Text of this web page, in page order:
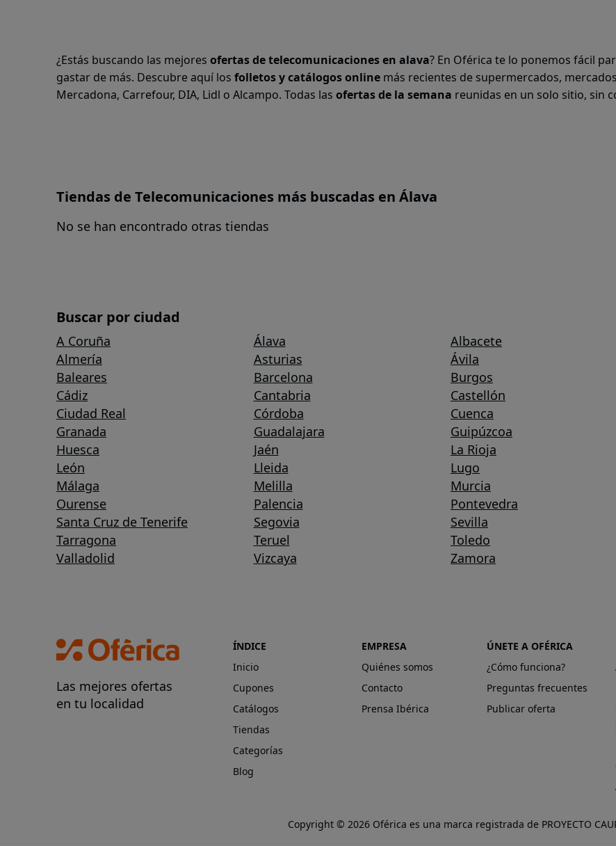
¿Estás buscando las mejores ofertas de telecomunicaciones en alava? En Oférica te lo ponemos fácil
gastar de más. Descubre aquí los folletos y catálogos online más recientes de supermercados,
Mercadona, Carrefour, DIA, Lidl o Alcampo. Todas las ofertas de la semana reunidas en un solo sitio, sin
Tiendas de Telecomunicaciones más buscadas en Álava
No se han encontrado otras tiendas
Buscar por ciudad
A Coruña Álava Albacete
Almería
Asturias Ávila
Baleares
Barcelona Burgos
Cádiz
Cantabria Castellón
Ciudad Real
Córdoba Cuenca
Granada
Guadalajara Guipúzcoa
Huesca
Jaén La Rioja
León
Lleida Lugo
Málaga
Melilla Murcia
Ourense
Palencia Pontevedra
Santa Cruz de Tenerife
Segovia Sevilla
Tarragona
Teruel Toledo
Valladolid
Vizcaya Zamora
Las mejores ofertas
en tu localidad
ÍNDICE
Inicio
Cupones
Catálogos
Tiendas
Categorías
Blog
EMPRESA
Quiénes somos
Contacto
Prensa Ibérica
ÚNETE A OFÉRICA
¿Cómo funciona?
Preguntas frecuentes
Publicar oferta
Copyright © 2026 Oférica es una marca registrada de PROYECTO